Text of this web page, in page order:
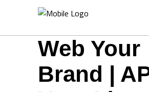
Web Your
Brand |